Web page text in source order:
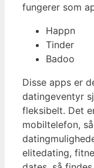
fungerer som
Happn
Tinder
Badoo
Disse apps er
datingeventyr
fleksibelt. Det
mobiltelefon,
elitedating,